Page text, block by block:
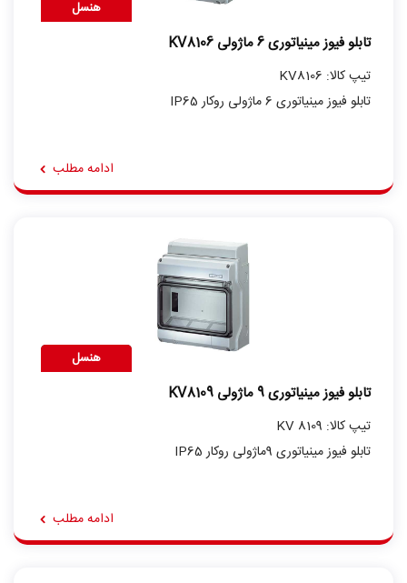
هنسل
تابلو فیوز مینیاتوری 6 ماژولی KV8106
تیپ کالا: KV8106
تابلو فیوز مینیاتوری 6 ماژولی روکار IP65
ادامه مطلب
هنسل
تابلو فیوز مینیاتوری 9 ماژولی KV8109
تیپ کالا: KV 8109
تابلو فیوز مینیاتوری 9ماژولی روکار IP65
ادامه مطلب